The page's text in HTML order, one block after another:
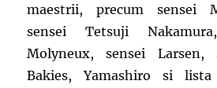
maestrii, precum sensei
sensei Tetsuji
Molyneux, sensei Larsen,
Bakies, Yamashiro si